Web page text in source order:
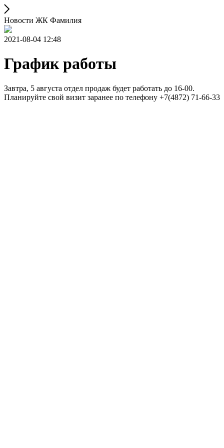
Новости ЖК Фамилия
2021-08-04 12:48
График работы
Завтра, 5 августа отдел продаж будет работать до 16-00.
Планируйте свой визит заранее по телефону +7(4872) 71-66-33